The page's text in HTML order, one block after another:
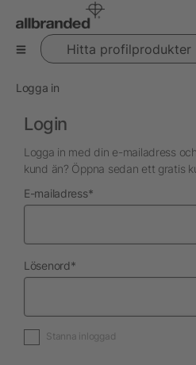
Hitta profilprodukter
Logga in
Login
Logga in med din e-mailadress
kund än? Öppna sedan ett gratis
E-mailadressnödvändig
*
Lösenordnödvändig
*
Stanna inloggad